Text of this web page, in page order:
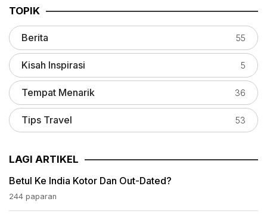
TOPIK
Berita 55
Kisah Inspirasi 5
Tempat Menarik 36
Tips Travel 53
LAGI ARTIKEL
Betul Ke India Kotor Dan Out-Dated?
244 paparan